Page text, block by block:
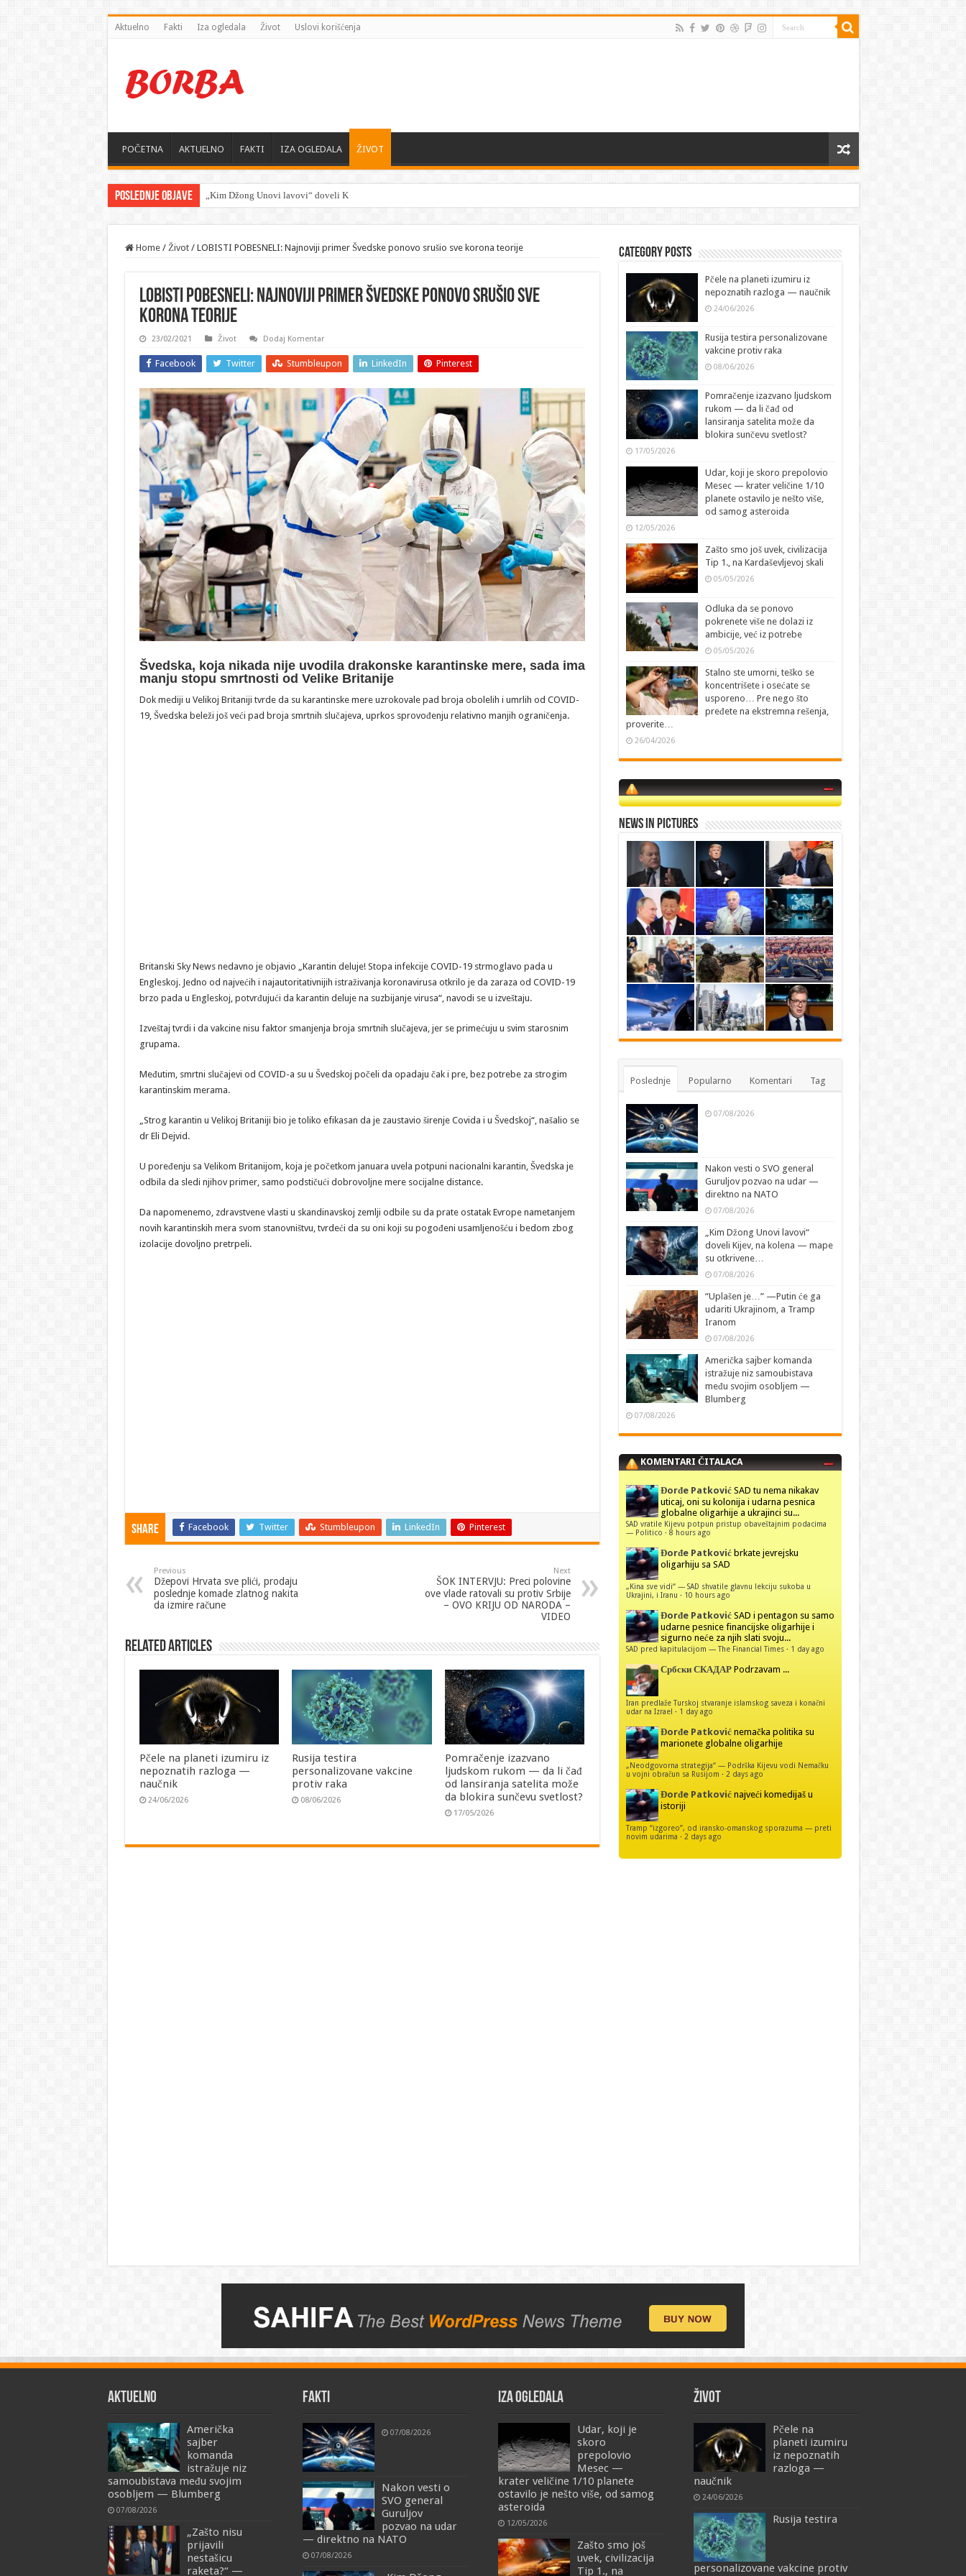
Aktuelno Fakti Iza ogledala Život Uslovi korišćenja
POČETNA AKTUELNO FAKTI IZA OGLEDALA ŽIVOT
Poslednje objave „Kim Džong Unovi lavovi“ doveli Kijev, na kolena — mape su otkr
Home / Život / LOBISTI POBESNELI: Najnoviji primer Švedske ponovo srušio sve korona teorije
LOBISTI POBESNELI: Najnoviji primer Švedske ponovo srušio sve
korona teorije
23/02/2021 Život Dodaj Komentar
Facebook Twitter Stumbleupon LinkedIn Pinterest
Švedska, koja nikada nije uvodila drakonske karantinske mere, sada ima
manju stopu smrtnosti od Velike Britanije
Dok mediji u Velikoj Britaniji tvrde da su karantinske mere uzrokovale pad broja obolelih i umrlih od COVID-
19, Švedska beleži još veći pad broja smrtnih slučajeva, uprkos sprovođenju relativno manjih ograničenja.
Britanski Sky News nedavno je objavio „Karantin deluje! Stopa infekcije COVID-19 strmoglavo pada u
Engleskoj. Jedno od najvećih i najautoritativnijih istraživanja koronavirusa otkrilo je da zaraza od COVID-19
brzo pada u Engleskoj, potvrđujući da karantin deluje na suzbijanje virusa“, ​​navodi se u izveštaju.
Izveštaj tvrdi i da vakcine nisu faktor smanjenja broja smrtnih slučajeva, jer se primećuju u svim starosnim
grupama.
Međutim, smrtni slučajevi od COVID-a su u Švedskoj počeli da opadaju čak i pre, bez potrebe za strogim
karantinskim merama.
„Strog karantin u Velikoj Britaniji bio je toliko efikasan da je zaustavio širenje Covida i u Švedskoj“, našalio se
dr Eli Dejvid.
U poređenju sa Velikom Britanijom, koja je početkom januara uvela potpuni nacionalni karantin, Švedska je
odbila da sledi njihov primer, samo podstičući dobrovoljne mere socijalne distance.
Da napomenemo, zdravstvene vlasti u skandinavskoj zemlji odbile su da prate ostatak Evrope nametanjem
novih karantinskih mera svom stanovništvu, tvrdeći da su oni koji su pogođeni usamljenošću i bedom zbog
izolacije dovoljno pretrpeli.
Share Facebook Twitter Stumbleupon LinkedIn Pinterest
Previous
Džepovi Hrvata sve plići, prodaju
poslednje komade zlatnog nakita
da izmire račune
Next
ŠOK INTERVJU: Preci polovine
ove vlade ratovali su protiv Srbije
– OVO KRIJU OD NARODA –
VIDEO
Related Articles
Pčele na planeti izumiru iz
nepoznatih razloga —
naučnik
24/06/2026
Rusija testira
personalizovane vakcine
protiv raka
08/06/2026
Pomračenje izazvano
ljudskom rukom — da li čađ
od lansiranja satelita može
da blokira sunčevu svetlost?
17/05/2026
Category Posts
Pčele na planeti izumiru iz
nepoznatih razloga — naučnik
24/06/2026
Rusija testira personalizovane
vakcine protiv raka
08/06/2026
Pomračenje izazvano ljudskom
rukom — da li čađ od
lansiranja satelita može da
blokira sunčevu svetlost?
17/05/2026
Udar, koji je skoro prepolovio
Mesec — krater veličine 1/10
planete ostavilo je nešto više,
od samog asteroida
12/05/2026
Zašto smo još uvek, civilizacija
Tip 1., na Kardaševljevoj skali
05/05/2026
Odluka da se ponovo
pokrenete više ne dolazi iz
ambicije, već iz potrebe
05/05/2026
Stalno ste umorni, teško se
koncentrišete i osećate se
usporeno… Pre nego što
pređete na ekstremna rešenja,
proverite…
26/04/2026
News in Pictures
Poslednje Popularno Komentari Tag
07/08/2026
Nakon vesti o SVO general
Guruljov pozvao na udar —
direktno na NATO
07/08/2026
„Kim Džong Unovi lavovi“
doveli Kijev, na kolena — mape
su otkrivene…
07/08/2026
“Uplašen je…” —Putin će ga
udariti Ukrajinom, a Tramp
Iranom
07/08/2026
Američka sajber komanda
istražuje niz samoubistava
među svojim osobljem —
Blumberg
07/08/2026
KOMENTARI ČITALACA
Đorđe Patković SAD tu nema nikakav
uticaj, oni su kolonija i udarna pesnica
globalne oligarhije a ukrajinci su...
SAD vratile Kijevu potpun pristup obaveštajnim podacima
— Politico · 8 hours ago
Đorđe Patković brkate jevrejsku
oligarhiju sa SAD
„Kina sve vidi“ — SAD shvatile glavnu lekciju sukoba u
Ukrajini, i Iranu · 10 hours ago
Đorđe Patković SAD i pentagon su samo
udarne pesnice financijske oligarhije i
sigurno neće za njih slati svoju...
SAD pred kapitulacijom — The Financial Times· 1 day ago
Србски СКАДАР Podrzavam ...
Iran predlaže Turskoj stvaranje islamskog saveza i konačni
udar na Izrael · 1 day ago
Đorđe Patković nemačka politika su
marionete globalne oligarhije
„Neodgovorna strategija“ — Podrška Kijevu vodi Nemačku
u vojni obračun sa Rusijom · 2 days ago
Đorđe Patković najveći komedijaš u
istoriji
Tramp “izgoreo”, od iransko-omanskog sporazuma — preti
novim udarima · 2 days ago
AKTUELNO
Američka
sajber
komanda
istražuje niz
samoubistava među svojim
osobljem — Blumberg
07/08/2026
„Zašto nisu
prijavili
nestašicu
raketa?“ —
FAKTI
07/08/2026
Nakon vesti o
SVO general
Guruljov
pozvao na udar
— direktno na NATO
07/08/2026
IZA OGLEDALA
Udar, koji je
skoro
prepolovio
Mesec —
krater veličine 1/10 planete
ostavilo je nešto više, od samog
asteroida
12/05/2026
Zašto smo još
uvek, civilizacija
Tip 1., na
ŽIVOT
Pčele na
planeti izumiru
iz nepoznatih
razloga —
naučnik
24/06/2026
Rusija testira
personalizovane vakcine protiv